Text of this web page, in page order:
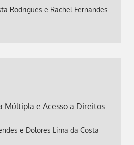
Rodrigues e Rachel Fernandes
Múltipla e Acesso a Direitos
e Dolores Lima da Costa